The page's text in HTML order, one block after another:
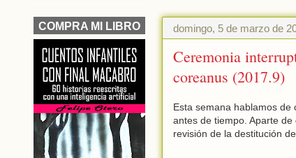
domingo, 5 de marzo de
Ceremonia
coreanus (2017.9)
Esta semana hablamos
antes de tiempo. Aparte
revisión de la destitución
COMPRA MI LIBRO